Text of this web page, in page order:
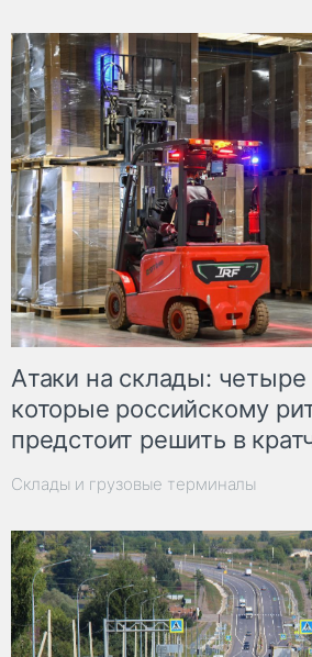
Атаки на склады: четыре
которые российскому
предстоит решить в
Склады и грузовые терминалы